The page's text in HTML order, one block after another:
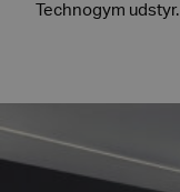
Technogym udstyr.